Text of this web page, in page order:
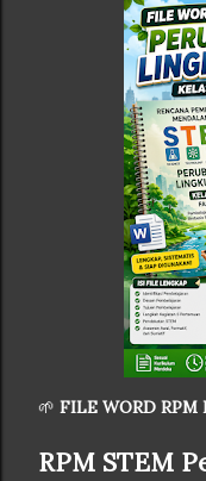
🌱 FILE WORD RPM
RPM STEM